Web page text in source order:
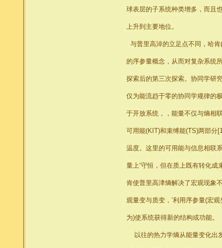
球表层的子系统种类增多，而且
上升到主要地位。
与普里高淖的立足点不同，哈
的序参量概念，从而对复杂系统
探索后的第三次探索。协同学研
仅为能流趋于零的协同学规律的
于开放系统，，能量不仅与熵相
可用能(KIT)和束缚能(TS)两部分
温度。这里的可用能与信息相联
量上‘守恒，但在质上既有转化
肯使普里高津熵解决了宏观现象
观量变与质变，’利用序参量(宏
为)使系统获得新的结构或功能
以往的热力学熵从能量变化出